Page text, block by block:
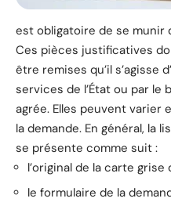
est obligatoire de se munir
Ces pièces justificatives
être remises qu’il s’agisse
services de l’État ou par le
agrée. Elles peuvent varier
la demande. En général, la
se présente comme suit :
l’original de la carte grise
le formulaire de la